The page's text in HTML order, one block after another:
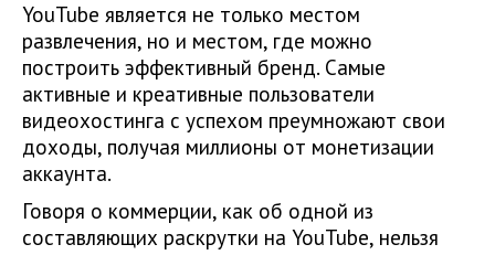
YouTube является не только местом
развлечения, но и местом, где можно
построить эффективный бренд. Самые
активные и креативные пользователи
видеохостинга с успехом преумножают свои
доходы, получая миллионы от монетизации
аккаунта.
Говоря о коммерции, как об одной из
составляющих раскрутки на YouTube, нельзя